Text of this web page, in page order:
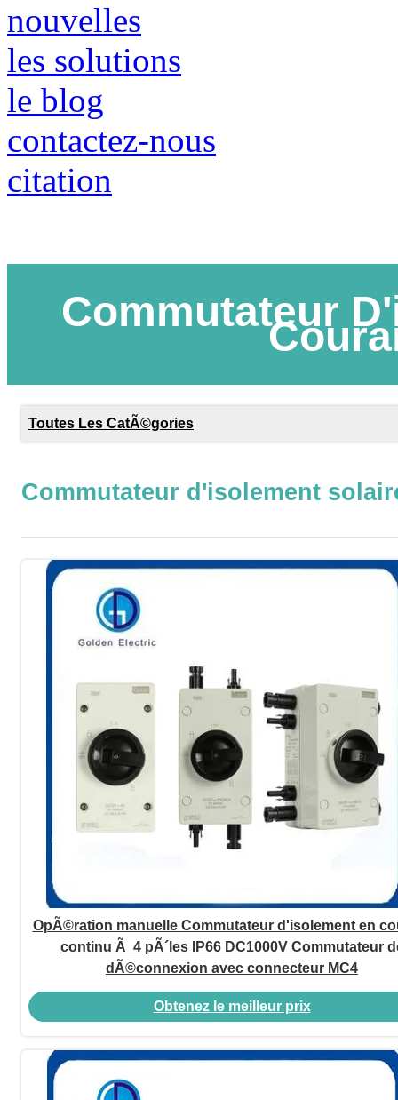
nouvelles
les solutions
le blog
contactez-nous
citation
Commutateur
Toutes Les CatÃ©gories
Commutateur d'isolement
OpÃ©ration manuelle Commutateur d'isolement en
continu Ã 4 pÃ´les IP66 DC1000V Commutateur
dÃ©connexion avec connecteur MC4
Obtenez le meilleur prix